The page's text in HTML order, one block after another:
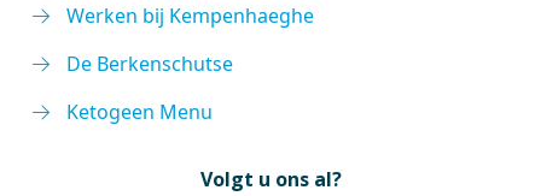
Werken bij Kempenhaeghe
De Berkenschutse
Ketogeen Menu
Volgt u ons al?